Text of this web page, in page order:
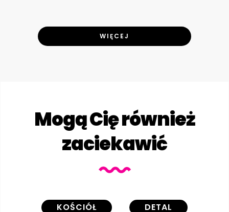
WIĘCEJ
Mogą Cię również
zaciekawić
KOŚCIÓŁ DETAL